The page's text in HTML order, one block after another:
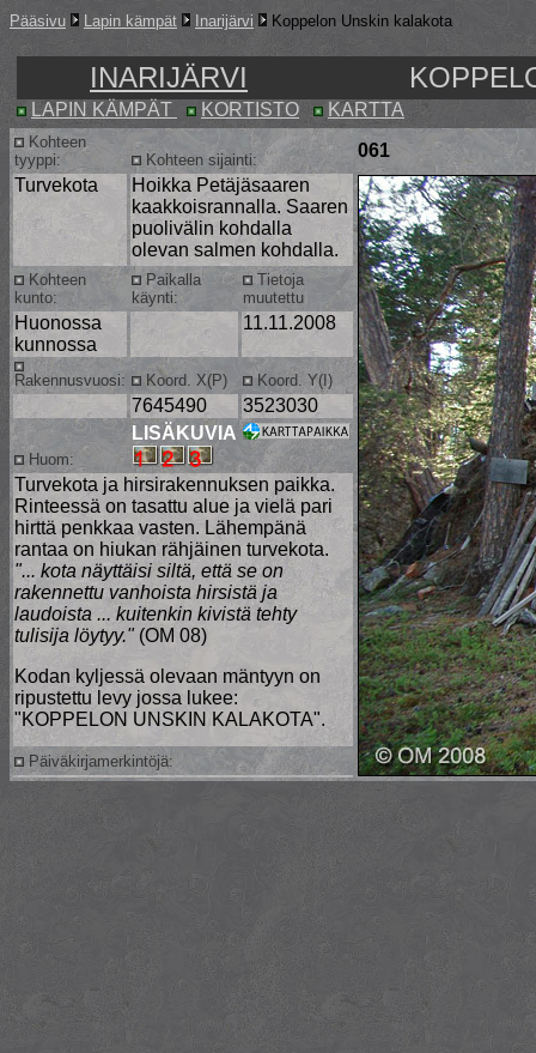
Pääsivu Lapin kämpät Inarijärvi Koppelon Unskin kalakota
INARIJÄRVI
LAPIN KÄMPÄT KORTISTO KARTTA
Kohteen
tyyppi:
Kohteen sijainti:
061
Turvekota
Hoikka Petäjäsaaren
kaakkoisrannalla. Saaren
puolivälin kohdalla
olevan salmen kohdalla.
Kohteen
kunto:
Paikalla
käynti:
Tietoja
muutettu
Huonossa
kunnossa
11.11.2008
Rakennusvuosi: Koord. X(P) Koord. Y(I)
7645490 3523030
Huom:
LISÄKUVIA
Turvekota ja hirsirakennuksen paikka.
Rinteessä on tasattu alue ja vielä pari
hirttä penkkaa vasten. Lähempänä
rantaa on hiukan rähjäinen turvekota.
"... kota näyttäisi siltä, että se on
rakennettu vanhoista hirsistä ja
laudoista ... kuitenkin kivistä tehty
tulisija löytyy."(OM 08)
Kodan kyljessä olevaan mäntyyn on
ripustettu levy jossa lukee:
"KOPPELON UNSKIN KALAKOTA".
Päiväkirjamerkintöjä: